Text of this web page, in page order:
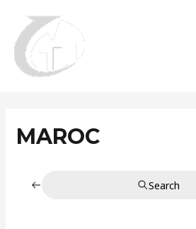
contenu
MAROC
Search